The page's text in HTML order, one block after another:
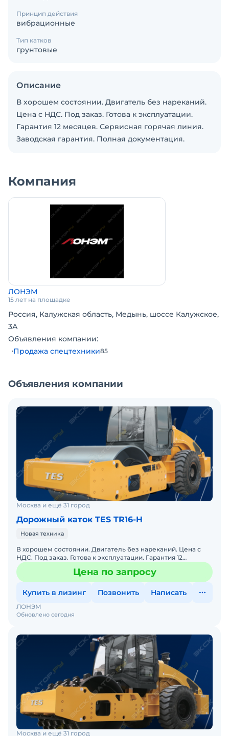
Принцип действия
вибрационные
Тип катков
грунтовые
Описание
В хорошем состоянии. Двигатель без нареканий.
Цена с НДС. Под заказ. Готова к эксплуатации.
Гарантия 12 месяцев. Сервисная горячая линия.
Заводская гарантия. Полная документация.
Компания
ЛОНЭМ
15 лет на площадке
Россия, Калужская область, Медынь, шоссе Калужское,
3А
Объявления компании:
Продажа спецтехники85
Объявления компании
Москва и ещё 31 город
Дорожный каток TES TR16-H
Новая техника
В хорошем состоянии. Двигатель без нареканий. Цена с
НДС. Под заказ. Готова к эксплуатации. Гарантия 12
месяцев. Сервисная горячая линия. Заводская гарантия. По
Цена по запросу
Купить в лизинг Позвонить Написать
Обновлено сегодня
ЛОНЭМ
Москва и ещё 31 город